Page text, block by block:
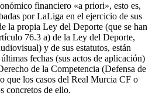
financiero «a priori», esto es,
por LaLiga en el ejercicio de sus
la propia Ley del Deporte (que se han
76.3 a) de la Ley del Deporte,
y de sus estatutos, están
fechas (sus actos de aplicación)
de la Competencia (Defensa de
que los casos del Real Murcia CF o
concretos de ello.